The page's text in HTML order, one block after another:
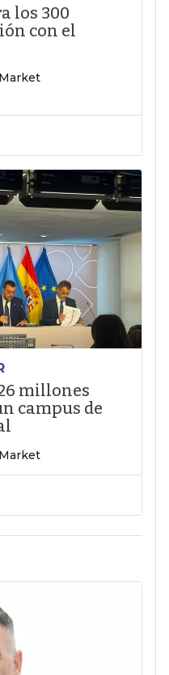
los 300
con el
millones
campus de